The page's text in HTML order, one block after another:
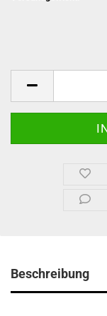
Beschreibung